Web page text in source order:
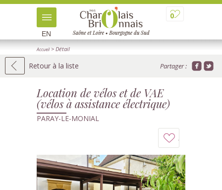
0
EN
Accueil> Détail
Retour à la liste Partager :
Location de vélos et de VAE
(vélos à assistance électrique)
PARAY-LE-MONIAL
à
mon